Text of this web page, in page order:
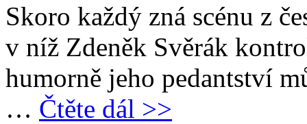
Skoro každý zná scénu z
v níž Zdeněk Svěrák
humorně jeho pedantství
… Čtěte dál >>